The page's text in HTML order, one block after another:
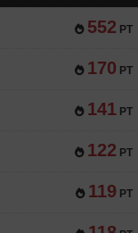
552 PT
170 PT
141 PT
122 PT
119 PT